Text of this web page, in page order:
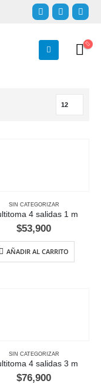
SIN CATEGORIZAR
4 salidas 1 m
$53,900
AÑADIR AL CARRITO
SIN CATEGORIZAR
4 salidas 3 m
$76,900